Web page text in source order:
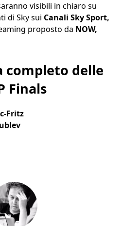
visibili in chiaro su
di Sky sui Canali Sky Sport,
proposto da NOW,
completo delle
Finals
Fritz